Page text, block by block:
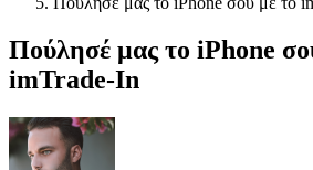
Πούλησέ μας το iPhone
imTrade-In